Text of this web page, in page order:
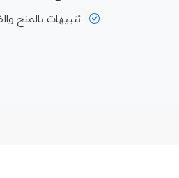
تنبيهات بالمنح